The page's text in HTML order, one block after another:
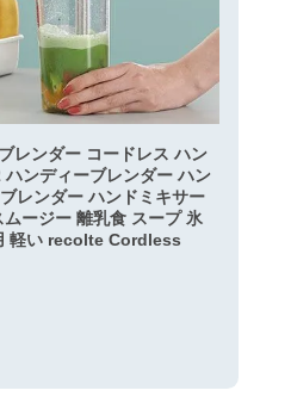
レンダー コードレス ハン
ンディーブレンダー ハン
レンダー ハンドミキサー
ージー 離乳食 スープ 氷
軽い recolte Cordless